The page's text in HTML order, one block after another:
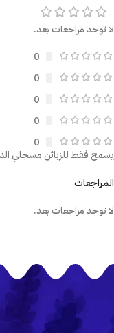
لا توجد مراجعات بعد.
0
0
0
0
0
المراجعات
لا توجد مراجعات بعد.
يسمح فقط للزبائن مسجلي